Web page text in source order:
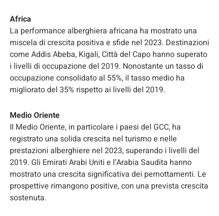
Africa
La performance alberghiera africana ha mostrato una
miscela di crescita positiva e sfide nel 2023. Destinazioni
come Addis Abeba, Kigali, Città del Capo hanno superato
i livelli di occupazione del 2019. Nonostante un tasso di
occupazione consolidato al 55%, il tasso medio ha
migliorato del 35% rispetto ai livelli del 2019.
Medio Oriente
Il Medio Oriente, in particolare i paesi del GCC, ha
registrato una solida crescita nel turismo e nelle
prestazioni alberghiere nel 2023, superando i livelli del
2019. Gli Emirati Arabi Uniti e l’Arabia Saudita hanno
mostrato una crescita significativa dei pernottamenti. Le
prospettive rimangono positive, con una prevista crescita
sostenuta.